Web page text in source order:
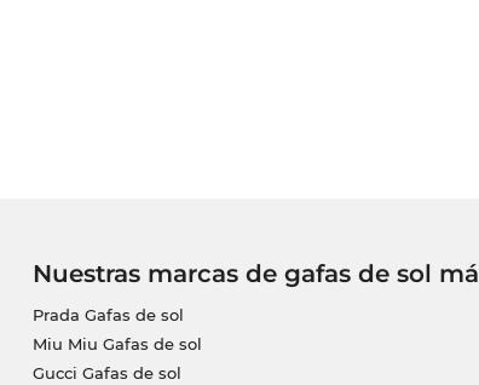
Nuestras marcas de gafas de sol
Prada Gafas de sol
Miu Miu Gafas de sol
Gucci Gafas de sol